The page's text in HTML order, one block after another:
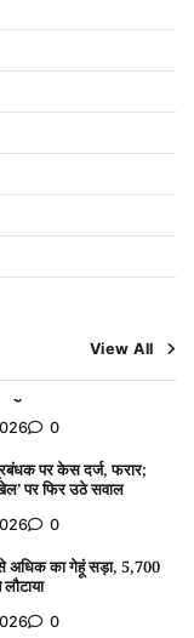
View All
अधिक का गेहूं सड़ा, 5,700
गिरफ्तार
0
0
पर केस दर्ज, फरार;
पर फिर उठे सवाल
0
अधिक का गेहूं सड़ा, 5,700
0